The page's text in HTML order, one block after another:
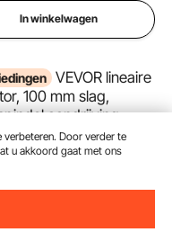
In winkelwagen
VEVOR lineaire
100 mm slag,
aandrijving,
geleiderail,
as, C7 hoge
glijblok met
handwiel, voor
XYZ-as
Aug. 24
90
€
verbeteren. Door verder te
u akkoord gaat met ons